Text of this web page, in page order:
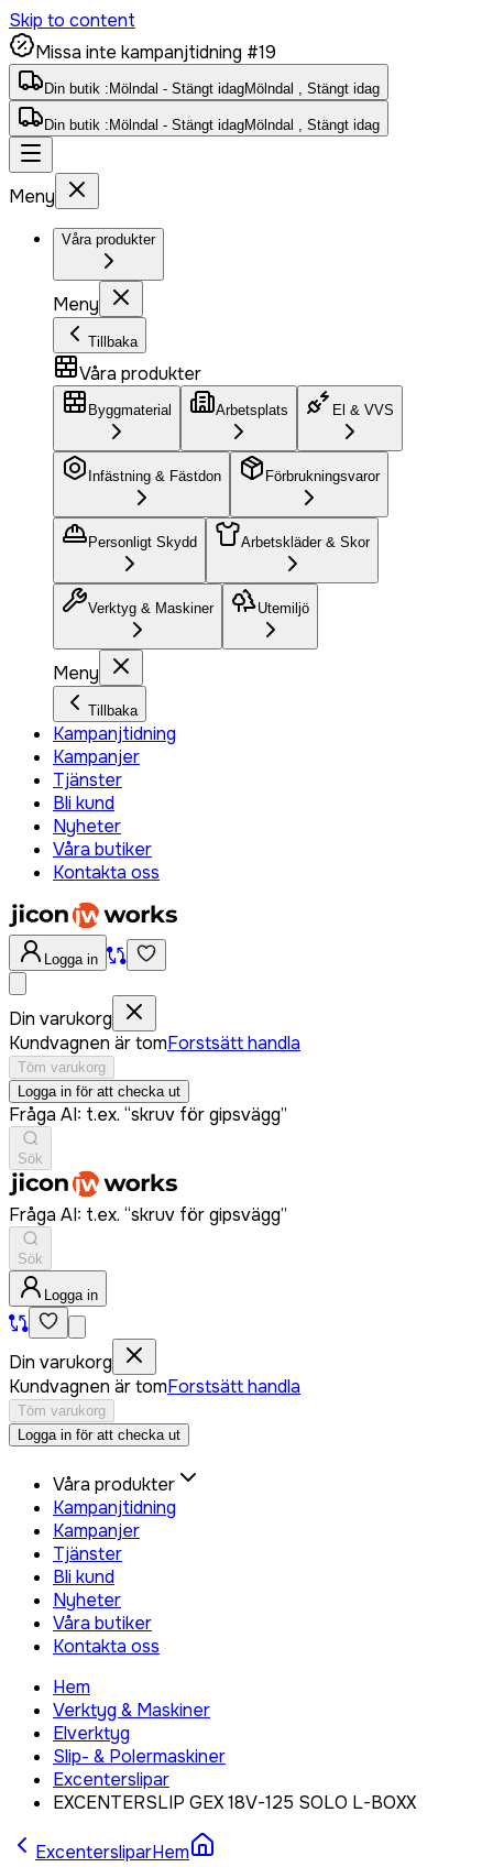
Skip to content
Missa inte kampanjtidning #19
Din butik : Mölndal - Stängt idagMölndal , Stängt idag
Din butik : Mölndal - Stängt idagMölndal , Stängt idag
Meny
Våra produkter
Meny
Tillbaka
Våra produkter
Byggmaterial Arbetsplats El & VVS
Infästning & Fästdon Förbrukningsvaror
Personligt Skydd Arbetskläder & Skor
Verktyg & Maskiner Utemiljö
Meny
Tillbaka
Kampanjtidning
Kampanjer
Tjänster
Bli kund
Nyheter
Våra butiker
Kontakta oss
Logga in
Din varukorg
Kundvagnen är tomForstsätt handla
Töm varukorg
Logga in för att checka ut
Fråga AI: t.ex. “skruv för gipsvägg”
Sök
Fråga AI: t.ex. “skruv för gipsvägg”
Sök
Logga in
Din varukorg
Kundvagnen är tomForstsätt handla
Töm varukorg
Logga in för att checka ut
Våra produkter
Kampanjtidning
Kampanjer
Tjänster
Bli kund
Nyheter
Våra butiker
Kontakta oss
Hem
Verktyg & Maskiner
Elverktyg
Slip- & Polermaskiner
Excenterslipar
EXCENTERSLIP GEX 18V-125 SOLO L-BOXX
ExcentersliparHem